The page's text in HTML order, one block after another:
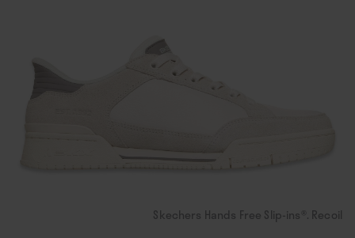
Skechers Hands Free Slip-ins®. Recoil